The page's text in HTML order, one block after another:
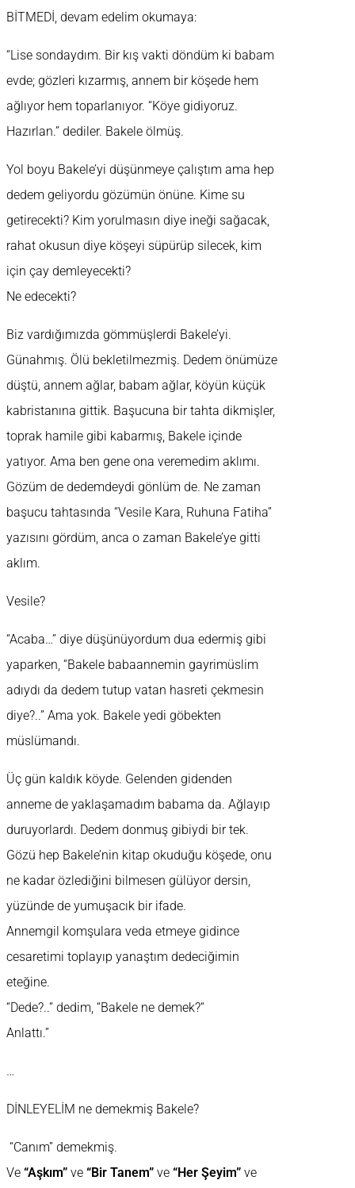
BİTMEDİ, devam edelim okumaya:
“Lise sondaydım. Bir kış vakti döndüm ki babam
evde; gözleri kızarmış, annem bir köşede hem
ağlıyor hem toparlanıyor. “Köye gidiyoruz.
Hazırlan.” dediler. Bakele ölmüş.
Yol boyu Bakele’yi düşünmeye çalıştım ama hep
dedem geliyordu gözümün önüne. Kime su
getirecekti? Kim yorulmasın diye ineği sağacak,
rahat okusun diye köşeyi süpürüp silecek, kim
için çay demleyecekti?
Ne edecekti?
Biz vardığımızda gömmüşlerdi Bakele’yi.
Günahmış. Ölü bekletilmezmiş. Dedem önümüze
düştü, annem ağlar, babam ağlar, köyün küçük
kabristanına gittik. Başucuna bir tahta dikmişler,
toprak hamile gibi kabarmış, Bakele içinde
yatıyor. Ama ben gene ona veremedim aklımı.
Gözüm de dedemdeydi gönlüm de. Ne zaman
başucu tahtasında “Vesile Kara, Ruhuna Fatiha”
yazısını gördüm, anca o zaman Bakele’ye gitti
aklım.
Vesile?
“Acaba…” diye düşünüyordum dua edermiş gibi
yaparken, “Bakele babaannemin gayrimüslim
adıydı da dedem tutup vatan hasreti çekmesin
diye?..” Ama yok. Bakele yedi göbekten
müslümandı.
Üç gün kaldık köyde. Gelenden gidenden
anneme de yaklaşamadım babama da. Ağlayıp
duruyorlardı. Dedem donmuş gibiydi bir tek.
Gözü hep Bakele’nin kitap okuduğu köşede, onu
ne kadar özlediğini bilmesen gülüyor dersin,
yüzünde de yumuşacık bir ifade.
Annemgil komşulara veda etmeye gidince
cesaretimi toplayıp yanaştım dedeciğimin
eteğine.
“Dede?..” dedim, “Bakele ne demek?“
Anlattı.”
…
DİNLEYELİM ne demekmiş Bakele?
“Canım” demekmiş.
Ve “Aşkım” ve “Bir Tanem” ve “Her Şeyim” ve